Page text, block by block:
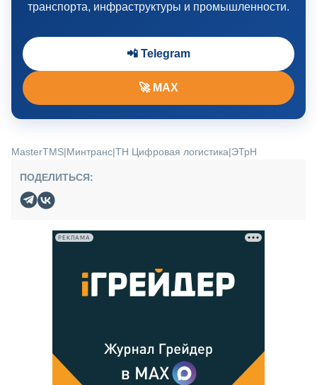
транспорта, инфраструктуры и промышленности.
📲 Telegram
🚀 MAX
MasterTMS|Минтранс|ТН Цифровая логистика|ЭТрН
ПОДЕЛИТЬСЯ:
РЕКЛАМА